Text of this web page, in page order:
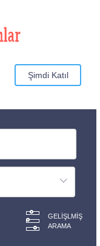
Şimdi Katıl
GELIŞLMIŞ
ARAMA